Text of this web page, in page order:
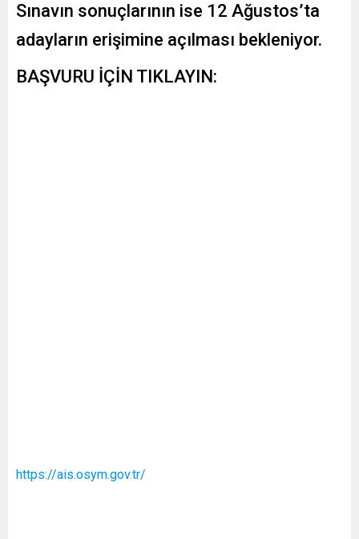
Sınavın sonuçlarının ise 12 Ağustos’ta
adayların erişimine açılması bekleniyor.
BAŞVURU İÇİN TIKLAYIN:
https://ais.osym.gov.tr/